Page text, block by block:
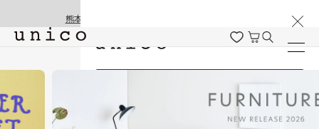
熊本地震の影響による配送遅延と停止について
ログイン / 新規会員登録